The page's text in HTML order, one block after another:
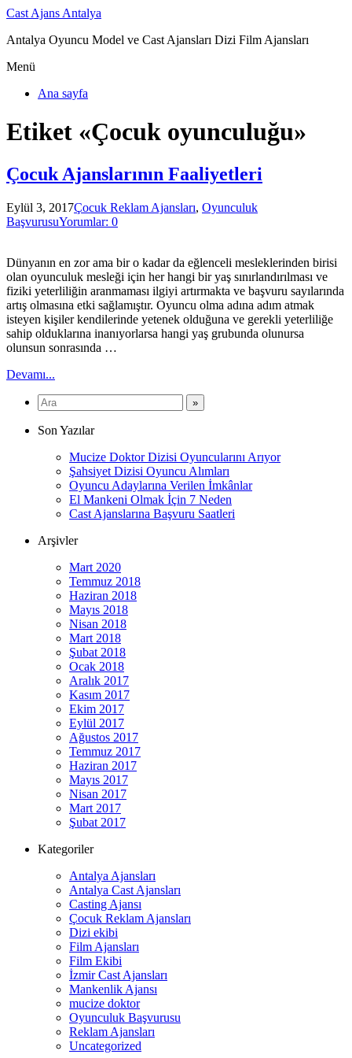
Cast Ajans Antalya
Antalya Oyuncu Model ve Cast Ajansları Dizi Film Ajansları
Menü
Ana sayfa
Etiket «Çocuk oyunculuğu»
Çocuk Ajanslarının Faaliyetleri
Eylül 3, 2017Çocuk Reklam Ajansları, Oyunculuk
BaşvurusuYorumlar: 0
Dünyanın en zor ama bir o kadar da eğlenceli mesleklerinden birisi
olan oyunculuk mesleği için her hangi bir yaş sınırlandırılması ve
fiziki yeterliliğin aranmaması ilgiyi artırmakta ve başvuru sayılarında
artış olmasına etki sağlamıştır. Oyuncu olma adına adım atmak
isteyen kişiler kendilerinde yetenek olduğuna ve gerekli yeterliliğe
sahip olduklarına inanıyorlarsa hangi yaş grubunda olunursa
olunsun sonrasında …
Devamı...
Son Yazılar
Mucize Doktor Dizisi Oyuncularını Arıyor
Şahsiyet Dizisi Oyuncu Alımları
Oyuncu Adaylarına Verilen İmkânlar
El Mankeni Olmak İçin 7 Neden
Cast Ajanslarına Başvuru Saatleri
Arşivler
Mart 2020
Temmuz 2018
Haziran 2018
Mayıs 2018
Nisan 2018
Mart 2018
Şubat 2018
Ocak 2018
Aralık 2017
Kasım 2017
Ekim 2017
Eylül 2017
Ağustos 2017
Temmuz 2017
Haziran 2017
Mayıs 2017
Nisan 2017
Mart 2017
Şubat 2017
Kategoriler
Antalya Ajansları
Antalya Cast Ajansları
Casting Ajansı
Çocuk Reklam Ajansları
Dizi ekibi
Film Ajansları
Film Ekibi
İzmir Cast Ajansları
Mankenlik Ajansı
mucize doktor
Oyunculuk Başvurusu
Reklam Ajansları
Uncategorized